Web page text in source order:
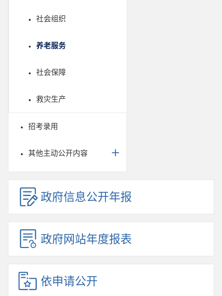
社会组织
养老服务
社会保障
救灾生产
招考录用
其他主动公开内容
政府信息公开年报
政府网站年度报表
依申请公开